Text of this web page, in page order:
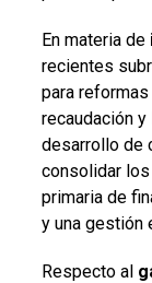
En materia de
recientes
para
recaudación
desarrollo de
consolidar
primaria de
y una gestión
Respecto al